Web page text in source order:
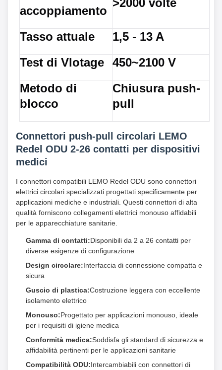
accoppiamento
>2000 volte
Tasso attuale
1,5 - 13 A
Test di Vlotage
450~2100 V
Metodo di
blocco
Chiusura push-
pull
Connettori push-pull circolari LEMO
Redel ODU 2-26 contatti per dispositivi
medici
I connettori compatibili LEMO Redel ODU sono connettori
elettrici circolari specializzati progettati specificamente per
applicazioni mediche e industriali. Questi connettori di alta
qualità forniscono collegamenti elettrici monouso affidabili
per le apparecchiature sanitarie.
Gamma di contatti:Disponibili da 2 a 26 contatti per
diverse esigenze di configurazione
Design circolare:Interfaccia di connessione compatta e
sicura
Guscio di plastica:Costruzione leggera con eccellente
isolamento elettrico
Monouso:Progettato per applicazioni monouso, ideale
per i requisiti di igiene medica
Conformità medica:Soddisfa gli standard di sicurezza e
affidabilità pertinenti per le applicazioni sanitarie
Compatibilità ODU:Intercambiabili con connettori di